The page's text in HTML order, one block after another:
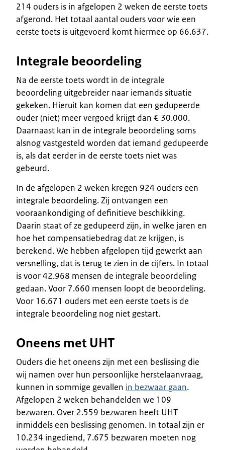
214 ouders is in afgelopen 2 weken de eerste toets
afgerond. Het totaal aantal ouders voor wie een
eerste toets is uitgevoerd komt hiermee op 66.637.
Integrale beoordeling
Na de eerste toets wordt in de integrale
beoordeling uitgebreider naar iemands situatie
gekeken. Hieruit kan komen dat een gedupeerde
ouder (niet) meer vergoed krijgt dan € 30.000.
Daarnaast kan in de integrale beoordeling soms
alsnog vastgesteld worden dat iemand gedupeerde
is, als dat eerder in de eerste toets niet was
gebeurd.
In de afgelopen 2 weken kregen 924 ouders een
integrale beoordeling. Zij ontvangen een
vooraankondiging of definitieve beschikking.
Daarin staat of ze gedupeerd zijn, in welke jaren en
hoe het compensatiebedrag dat ze krijgen, is
berekend. We hebben afgelopen tijd gewerkt aan
versnelling, dat is terug te zien in de cijfers. In totaal
is voor 42.968 mensen de integrale beoordeling
gedaan. Voor 7.660 mensen loopt de beoordeling.
Voor 16.671 ouders met een eerste toets is de
integrale beoordeling nog niet gestart.
Oneens met UHT
Ouders die het oneens zijn met een beslissing die
wij namen over hun persoonlijke herstelaanvraag,
kunnen in sommige gevallen in bezwaar gaan.
Afgelopen 2 weken behandelden we 109
bezwaren. Over 2.559 bezwaren heeft UHT
inmiddels een beslissing genomen. In totaal zijn er
10.234 ingediend, 7.675 bezwaren moeten nog